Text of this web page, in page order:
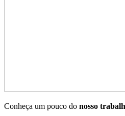
Conheça um pouco do nosso